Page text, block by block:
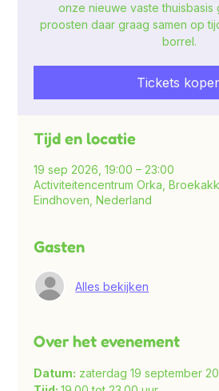
onze nieuwe vaste thuisbasis
proosten daar graag samen op
borrel.
Tickets
Tijd en locatie
19 sep 2026, 19:00 – 23:00
Activiteitencentrum Orka,
Eindhoven, Nederland
Gasten
Alles bekijken
Over het evenement
Datum: zaterdag 19 september